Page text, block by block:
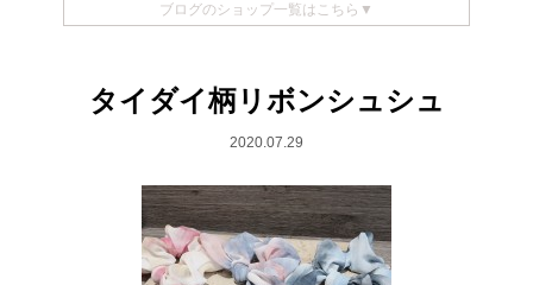
ブログのショップ一覧はこちら▼
タイダイ柄リボンシュシュ
2020.07.29